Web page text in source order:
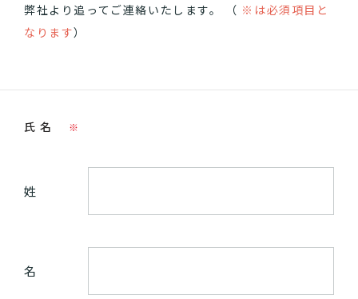
弊社より追ってご連絡いたします。 （ ※は必須項目と
なります）
氏名 ※
姓
名